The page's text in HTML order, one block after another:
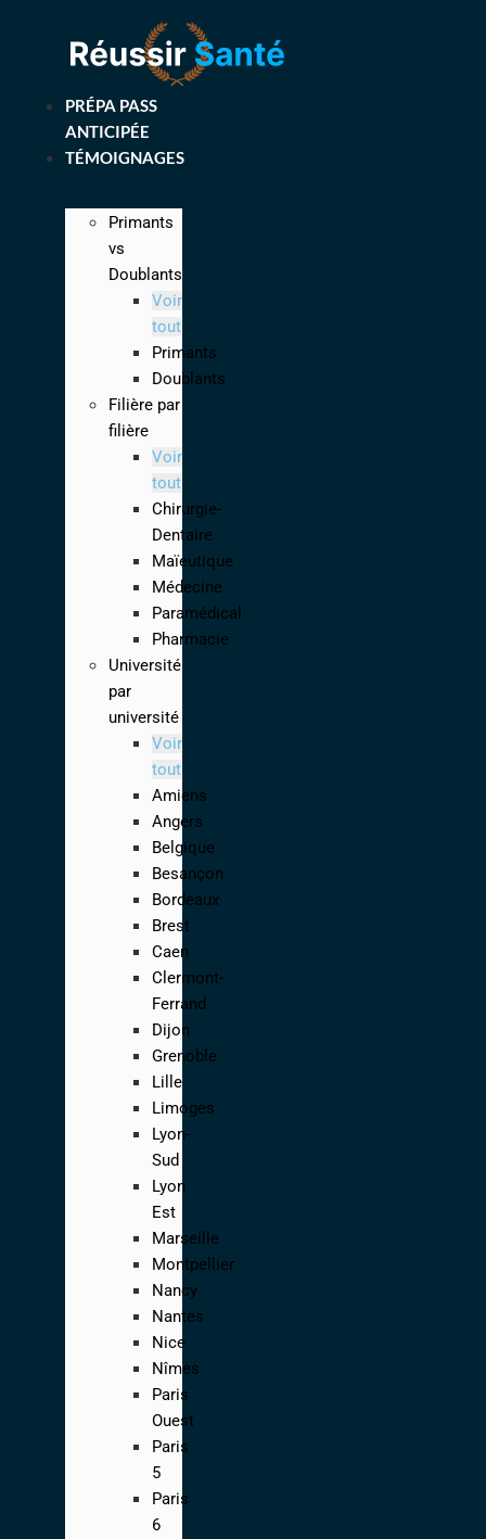
PRÉPA PASS
ANTICIPÉE
TÉMOIGNAGES
Primants
vs
Doublants
Voir
tout
Primants
Doublants
Filière par
filière
Voir
tout
Chirurgie-
Dentaire
Maïeutique
Médecine
Paramédical
Pharmacie
Université
par
université
Voir
tout
Amiens
Angers
Belgique
Besançon
Bordeaux
Brest
Caen
Clermont-
Ferrand
Dijon
Grenoble
Lille
Limoges
Lyon-
Sud
Lyon
Est
Marseille
Montpellier
Nancy
Nantes
Nice
Nîmes
Paris
Ouest
Paris
5
Paris
6